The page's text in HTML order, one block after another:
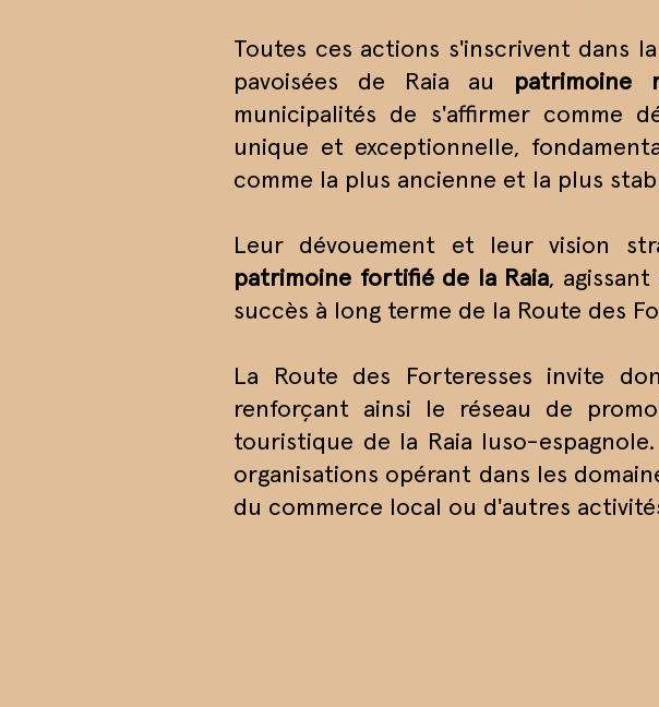
Toutes ces actions s'inscrivent dans
pavoisées de Raia au patrimoine
municipalités de s'affirmer comme
unique et exceptionnelle,
comme la plus ancienne et la plus
Leur dévouement et leur vision
patrimoine fortifié de la Raia,
succès à long terme de la Route des
La Route des Forteresses invite
renforçant ainsi le réseau de
touristique de la Raia luso-espagnole.
organisations opérant dans les
du commerce local ou d'autres